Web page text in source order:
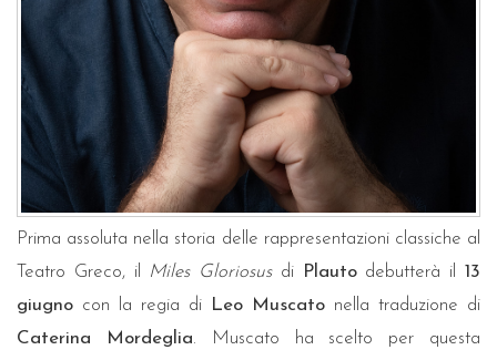
Prima assoluta nella storia delle rappresentazioni classiche al
Teatro Greco, il Miles Gloriosusdi Plautodebutterà il13
giugno con la regia di Leo Muscato nella traduzione di
Caterina Mordeglia. Muscato ha scelto per questa